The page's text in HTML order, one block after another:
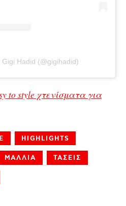
Hadid (@gigihadid)
to style χτενίσματα για
HIGHLIGHTS
ΜΑΛΛΙΑ ΤΑΣΕΙΣ